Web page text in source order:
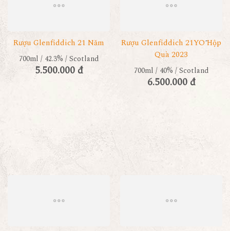
Rượu Glenfiddich 21 Năm
700ml / 42.3% / Scotland
5.500.000 đ
Rượu Glenfiddich 21YO Hộp
Quà 2023
700ml / 40% / Scotland
6.500.000 đ